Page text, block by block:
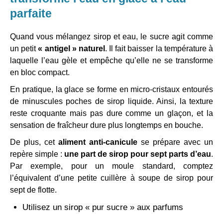
parfaite
Quand vous mélangez sirop et eau, le sucre agit comme
un petit« antigel » naturel . Il fait baisser la température à
laquelle l’eau gèle et empêche qu’elle ne se transforme
en bloc compact.
En pratique, la glace se forme en micro-cristaux entourés
de minuscules poches de sirop liquide. Ainsi, la texture
reste croquante mais pas dure comme un glaçon, et la
sensation de fraîcheur dure plus longtemps en bouche.
De plus, cet aliment anti-canicule se prépare avec un
repère simple : une part de sirop pour sept parts d’eau.
Par exemple, pour un moule standard, comptez
l’équivalent d’une petite cuillère à soupe de sirop pour
sept de flotte.
Utilisez un sirop « pur sucre » aux parfums